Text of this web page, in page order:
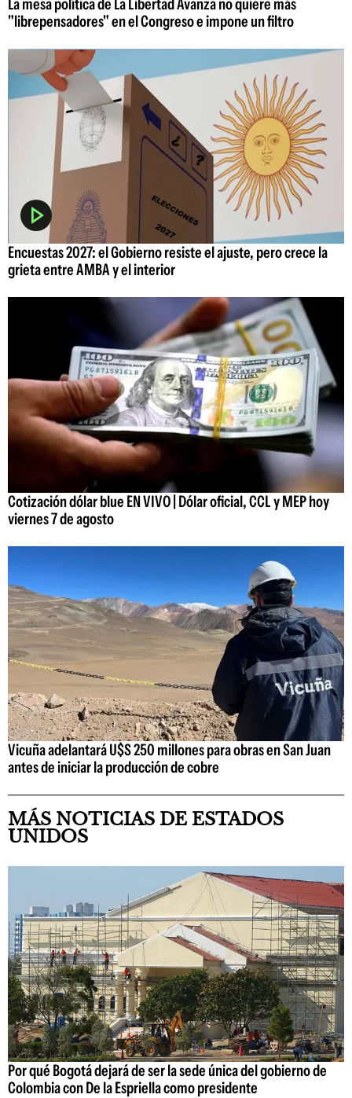
La mesa política de La Libertad Avanza no quiere más
"librepensadores" en el Congreso e impone un filtro
Encuestas 2027: el Gobierno resiste el ajuste, pero crece la
grieta entre AMBA y el interior
Cotización dólar blue EN VIVO | Dólar oficial, CCL y MEP hoy
viernes 7 de agosto
Vicuña adelantará U$S 250 millones para obras en San Juan
antes de iniciar la producción de cobre
MÁS NOTICIAS DE ESTADOS
UNIDOS
Por qué Bogotá dejará de ser la sede única del gobierno de
Colombia con De la Espriella como presidente